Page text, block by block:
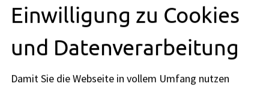
Rechtsgrundlagen
Einwilligung zu Cookies
und Datenverarbeitung
Damit Sie die Webseite in vollem Umfang nutzen